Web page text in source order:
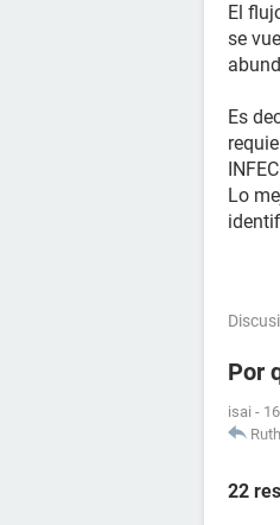
El
se
Es
Lo
Por
isai -
Ruth
22